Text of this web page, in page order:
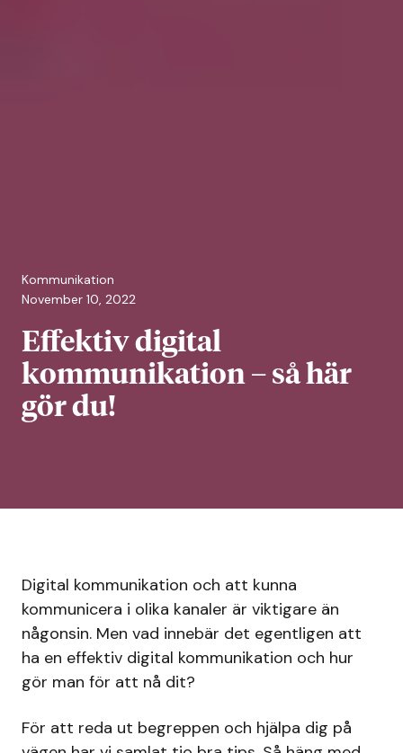
Kommunikation
November 10, 2022
Effektiv digital
kommunikation – så här
gör du!
Digital kommunikation och att kunna
kommunicera i olika kanaler är viktigare än
någonsin. Men vad innebär det egentligen att
ha en effektiv digital kommunikation och hur
gör man för att nå dit?
För att reda ut begreppen och hjälpa dig på